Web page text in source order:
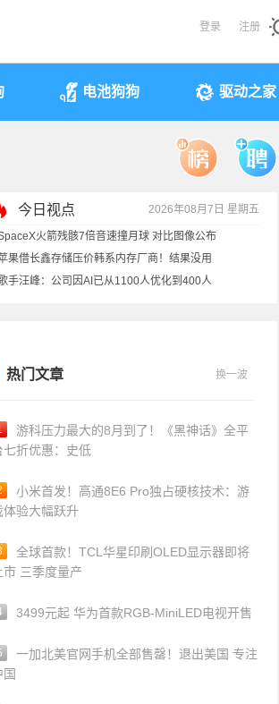
登录 注册
电池狗狗 驱动之家
今日视点 2026年08月7日 星期五
火箭残骸7倍音速撞月球 对比图像公布
果借长鑫存储压价韩系内存厂商！结果没用
手汪峰：公司因AI已从1100人优化到400人
热门文章 换一波
游科压力最大的8月到了！《黑神话》全平
七折优惠：史低
小米首发！高通8E6 Pro独占硬核技术：游
体验大幅跃升
全球首款！TCL华星印刷OLED显示器即将
市 三季度量产
3499元起 华为首款RGB-MiniLED电视开售
一加北美官网手机全部售罄！退出美国 专注
国